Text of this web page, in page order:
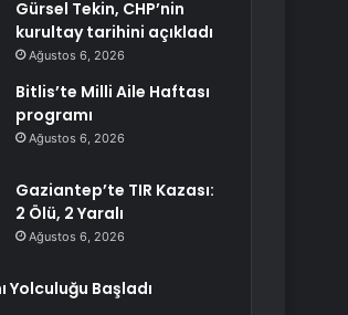
Gürsel Tekin, CHP’nin
kurultay tarihini açıkladı
Ağustos 6, 2026
Bitlis’te Milli Aile Haftası
programı
Ağustos 6, 2026
Gaziantep’te TIR Kazası:
2 Ölü, 2 Yaralı
Ağustos 6, 2026
Yolculuğu Başladı